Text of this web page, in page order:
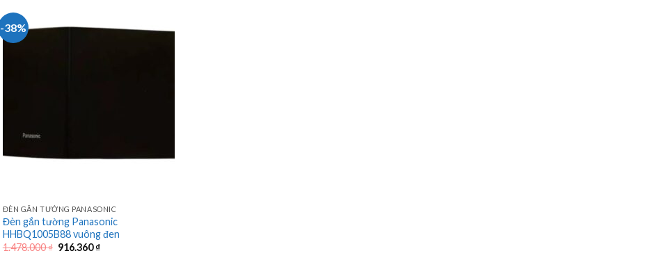
-38%
ĐÈN GẮN TƯỜNG PANASONIC
Đèn gắn tường Panasonic
HHBQ1005B88 vuông đen
1.478.000₫ Giá
916.360₫Giá